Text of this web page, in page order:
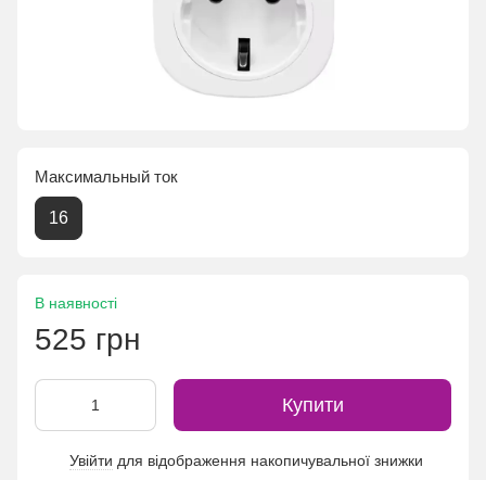
Максимальный ток
16
В наявності
525 грн
Купити
Увійти для відображення накопичувальної знижки